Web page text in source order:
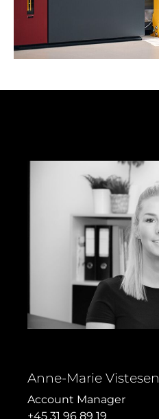
Anne-Marie Vistesen
Account Manager
+45 31 96 89 19